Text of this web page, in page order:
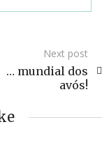
Next post
… mundial dos
avós!